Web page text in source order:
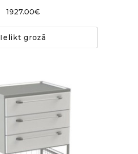
1927.00€
Ielikt grozā